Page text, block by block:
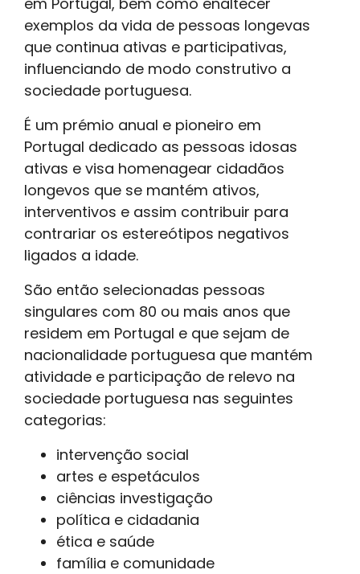
exemplos da vida de pessoas longevas
que continua ativas e participativas,
influenciando de modo construtivo a
sociedade portuguesa.
É um prémio anual e pioneiro em
Portugal dedicado as pessoas idosas
ativas e visa homenagear cidadãos
longevos que se mantém ativos,
interventivos e assim contribuir para
contrariar os estereótipos negativos
ligados a idade.
São então selecionadas pessoas
singulares com 80 ou mais anos que
residem em Portugal e que sejam de
nacionalidade portuguesa que mantém
atividade e participação de relevo na
sociedade portuguesa nas seguintes
categorias:
intervenção social
artes e espetáculos
ciências investigação
política e cidadania
ética e saúde
família e comunidade